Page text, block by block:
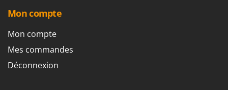
Mon compte
Mon compte
Mes commandes
Déconnexion